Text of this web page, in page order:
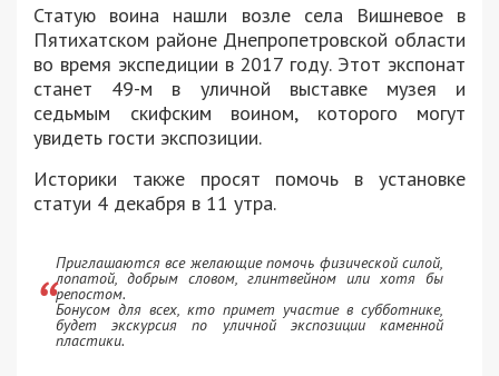
Статую воина нашли возле села Вишневое в
Пятихатском районе Днепропетровской области
во время экспедиции в 2017 году. Этот экспонат
станет 49-м в уличной выставке музея и
седьмым скифским воином, которого могут
увидеть гости экспозиции.
Историки также просят помочь в установке
статуи 4 декабря в 11 утра.
Приглашаются все желающие помочь физической силой,
лопатой, добрым словом, глинтвейном или хотя бы
репостом.
Бонусом для всех, кто примет участие в субботнике,
будет экскурсия по уличной экспозиции каменной
пластики.